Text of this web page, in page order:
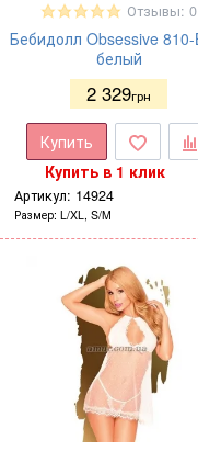
Отзывы: 0
Бебидолл Obsessive 810-
белый
2 329грн
Купить
Купить в 1 клик
Артикул: 14924
Размер L/XL, S/M